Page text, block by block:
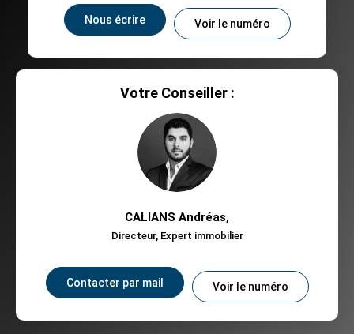
Nous écrire Voir le numéro
Votre Conseiller :
CALIANS Andréas,
Directeur, Expert immobilier
Contacter par mail Voir le numéro